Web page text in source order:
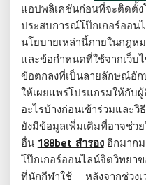
แอปพลิเคชันก่อนที่จะติดตั้
ประสบการณ์โป๊กเกอร์
นโยบายเหล่านี้ภายในกฎห
และข้อกำหนดที่ใช้จากเว็
ข้อตกลงที่เป็นลายลักษณ์อั
ให้เผยแพร่โปรแกรมให้กั
อะไรบ้างก่อนเข้าร่วมและ
ยังมีข้อมูลเพิ่มเติมที่อาจช่ว
อื่น 188bet สํารองอีกมากม
โป๊กเกอร์ออนไลน์จิตวิทยา
ที่นักกีฬาใช้ หลังจากช่วงเ